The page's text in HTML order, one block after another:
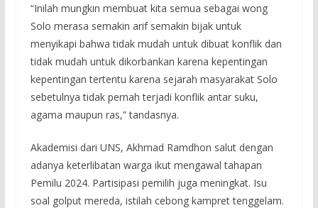
“Inilah mungkin membuat kita semua sebagai wong
Solo merasa semakin arif semakin bijak untuk
menyikapi bahwa tidak mudah untuk dibuat konflik dan
tidak mudah untuk dikorbankan karena kepentingan
kepentingan tertentu karena sejarah masyarakat Solo
sebetulnya tidak pernah terjadi konflik antar suku,
agama maupun ras,” tandasnya.
Akademisi dari UNS, Akhmad Ramdhon salut dengan
adanya keterlibatan warga ikut mengawal tahapan
Pemilu 2024. Partisipasi pemilih juga meningkat. Isu
soal golput mereda, istilah cebong kampret tenggelam.